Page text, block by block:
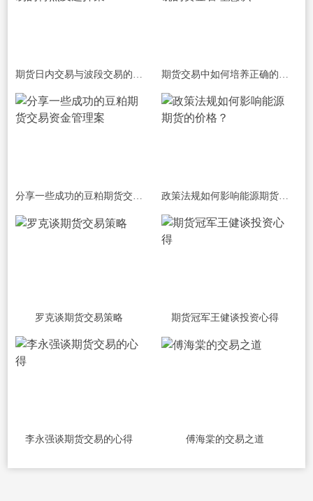
分享一些成功的豆粕期货交易资金管理案 政策法规如何影响能源期货的价格？
罗克谈期货交易策略 期货冠军王健谈投资心得
李永强谈期货交易的心得 傅海棠的交易之道